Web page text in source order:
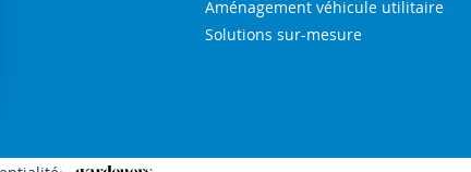
Aménagement véhicule utilitaire
Solutions sur-mesure